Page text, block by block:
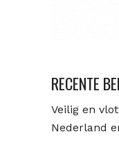
RECENTE
Veilig en
Nederland